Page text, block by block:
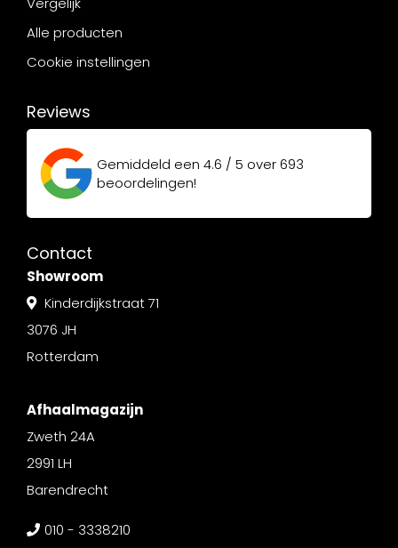
Alle producten
Cookie instellingen
Reviews
Gemiddeld een 4.6 / 5 over693
beoordelingen!
Contact
Showroom
Kinderdijkstraat 71
3076 JH
Rotterdam
Afhaalmagazijn
Zweth 24A
2991 LH
Barendrecht
010 - 3338210